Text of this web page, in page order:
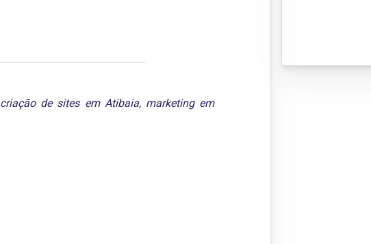
criação de sites em Atibaia, marketing em